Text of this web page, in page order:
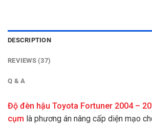
DESCRIPTION
REVIEWS (37)
Q & A
Độ đèn hậu Toyota Fortuner 2004 –
cụm là phương án nâng cấp diện mạo